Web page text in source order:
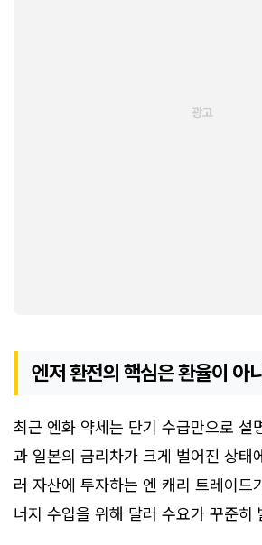
엔저 환전의 핵심은 환율이 아
최근 엔화 약세는 단기 수급만으로 설
과 일본의 금리차가 크게 벌어진 상태
러 자산에 투자하는 엔 캐리 트레이드
너지 수입을 위해 달러 수요가 꾸준히